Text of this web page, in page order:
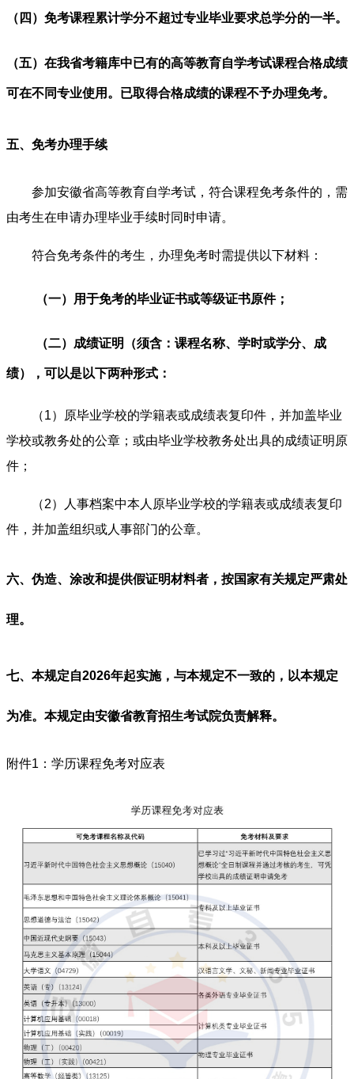
（四）免考课程累计学分不超过专业毕业要求总学分的一半。
（五）在我省考籍库中已有的高等教育自学考试课程合格成绩
可在不同专业使用。已取得合格成绩的课程不予办理免考。
五、免考办理手续
参加安徽省高等教育自学考试，符合课程免考条件的，需
由考生在申请办理毕业手续时同时申请。
符合免考条件的考生，办理免考时需提供以下材料：
（一）用于免考的毕业证书或等级证书原件；
（二）成绩证明（须含：课程名称、学时或学分、成
绩），可以是以下两种形式：
（1）原毕业学校的学籍表或成绩表复印件，并加盖毕业
学校或教务处的公章；或由毕业学校教务处出具的成绩证明原
件；
（2）人事档案中本人原毕业学校的学籍表或成绩表复印
件，并加盖组织或人事部门的公章。
六、伪造、涂改和提供假证明材料者，按国家有关规定严肃处
理。
七、本规定自2026年起实施，与本规定不一致的，以本规定
为准。本规定由安徽省教育招生考试院负责解释。
附件1：学历课程免考对应表